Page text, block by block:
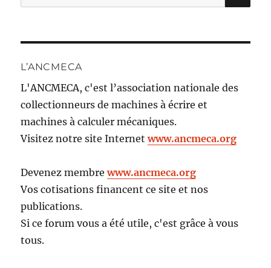
pour :
L’ANCMECA
L'ANCMECA, c'est l’association nationale des
collectionneurs de machines à écrire et
machines à calculer mécaniques.
Visitez notre site Internetwww.ancmeca.org
Devenez membrewww.ancmeca.org
Vos cotisations financent ce site et nos
publications.
Si ce forum vous a été utile, c'est grâce à vous
tous.